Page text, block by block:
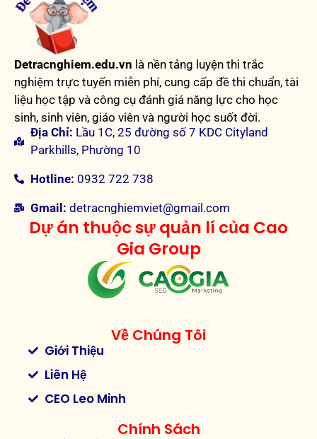
Detracnghiem.edu.vn là nền tảng luyện thi trắc
nghiệm trực tuyến miễn phí, cung cấp đề thi chuẩn, tài
liệu học tập và công cụ đánh giá năng lực cho học
sinh, sinh viên, giáo viên và người học suốt đời.
Địa Chỉ: Lầu 1C, 25 đường số 7 KDC Cityland
Parkhills, Phường 10
Hotline: 0932 722 738
Gmail: detracnghiemviet@gmail.com
Dự án thuộc sự quản lí của Cao
Gia Group
Về Chúng Tôi
Giới Thiệu
Liên Hệ
CEO Leo Minh
Chính Sách